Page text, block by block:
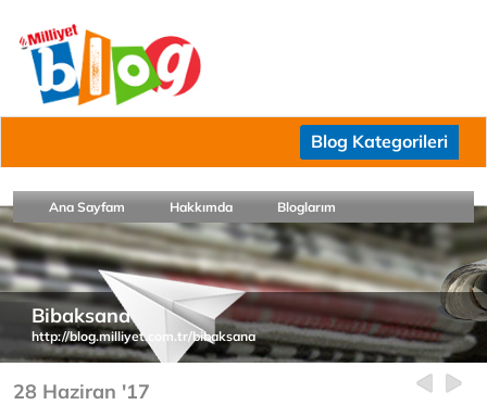
Blog Kategorileri
Ana Sayfam Hakkımda Bloglarım
Bibaksana
http://blog.milliyet.com.tr/bibaksana
28 Haziran '17